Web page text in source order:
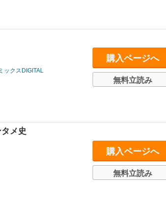
ックスDIGITAL
購入ページへ
無料立読み
メ史
購入ページへ
無料立読み